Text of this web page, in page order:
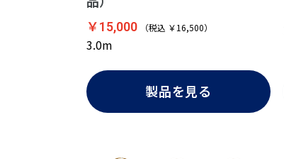
￥15,000 （税込 ￥16,500）
3.0m
製品を見る